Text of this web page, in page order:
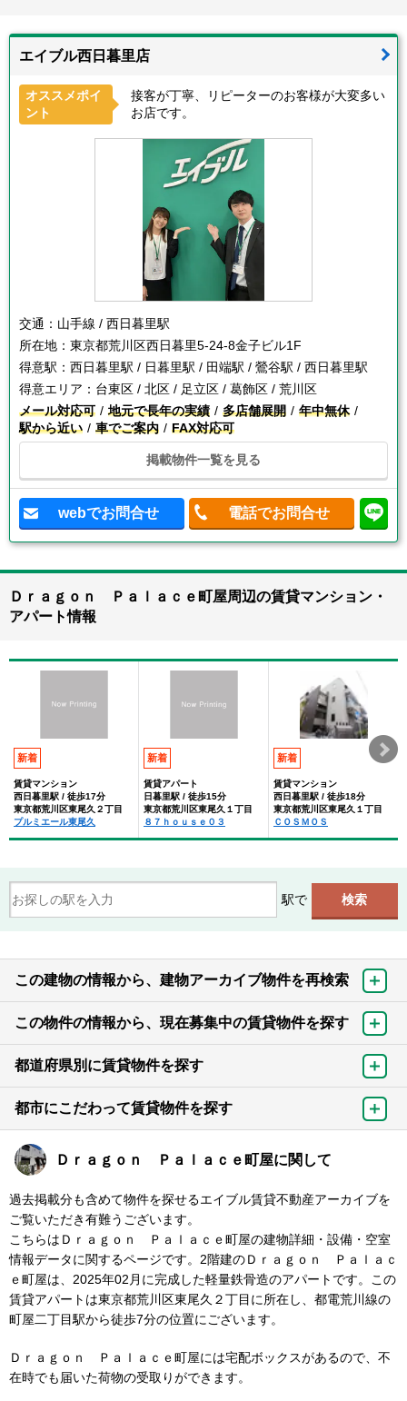
エイブル西日暮里店
オススメポイ
ント
接客が丁寧、リピーターのお客様が大変多い
お店です。
交通： 山手線 / 西日暮里駅
所在地： 東京都荒川区西日暮里5-24-8金子ビル1F
得意駅： 西日暮里駅 / 日暮里駅 / 田端駅 / 鶯谷駅 / 西日暮里駅
得意エリア： 台東区 / 北区 / 足立区 / 葛飾区 / 荒川区
メール対応可
地元で長年の実績 多店舗展開
年中無休
駅から近い
車でご案内 FAX対応可
掲載物件一覧を見る
webでお問合せ 電話でお問合せ
Ｄｒａｇｏｎ Ｐａｌａｃｅ町屋周辺の賃貸マンション・
アパート情報
新着
賃貸マンション
西日暮里駅 / 徒歩17分
東京都荒川区東尾久２丁目
プルミエール東尾久
新着
賃貸アパート
日暮里駅 / 徒歩15分
東京都荒川区東尾久１丁目
８７ｈｏｕｓｅ０３
新着
賃貸マンション
西日暮里駅 / 徒歩18分
東京都荒川区東尾久１丁目
ＣＯＳＭＯＳ
駅で
この建物の情報から、建物アーカイブ物件を再検索
この物件の情報から、現在募集中の賃貸物件を探す
都道府県別に賃貸物件を探す
都市にこだわって賃貸物件を探す
Ｄｒａｇｏｎ Ｐａｌａｃｅ町屋に関して
過去掲載分も含めて物件を探せるエイブル賃貸不動産アーカイブを
ご覧いただき有難うございます。
こちらはＤｒａｇｏｎ Ｐａｌａｃｅ町屋の建物詳細・設備・空室
情報データに関するページです。2階建のＤｒａｇｏｎ Ｐａｌａｃ
ｅ町屋は、2025年02月に完成した軽量鉄骨造のアパートです。この
賃貸アパートは東京都荒川区東尾久２丁目に所在し、都電荒川線の
町屋二丁目駅から徒歩7分の位置にございます。
Ｄｒａｇｏｎ Ｐａｌａｃｅ町屋には宅配ボックスがあるので、不
在時でも届いた荷物の受取りができます。